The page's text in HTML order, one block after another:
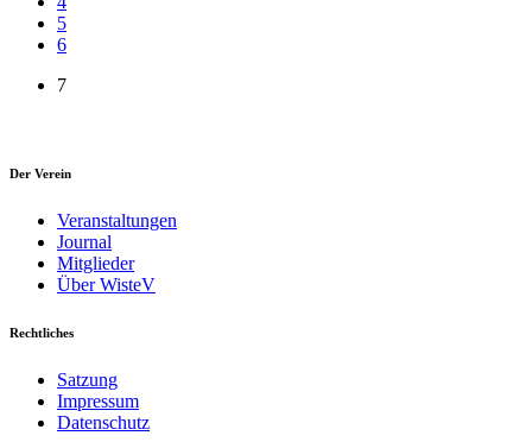
5
6
7
Der Verein
Veranstaltungen
Journal
Mitglieder
Über WisteV
Rechtliches
Satzung
Impressum
Datenschutz